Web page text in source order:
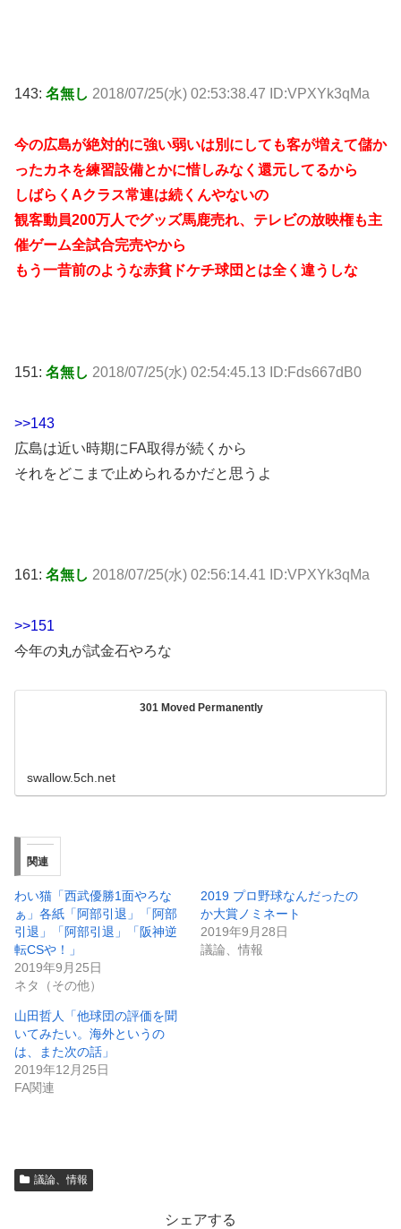
143: 名無し 2018/07/25(水) 02:53:38.47 ID:VPXYk3qMa
今の広島が絶対的に強い弱いは別にしても客が増えて儲か
ったカネを練習設備とかに惜しみなく還元してるから
しばらくAクラス常連は続くんやないの
観客動員200万人でグッズ馬鹿売れ、テレビの放映権も主
催ゲーム全試合完売やから
もう一昔前のような赤貧ドケチ球団とは全く違うしな
151: 名無し 2018/07/25(水) 02:54:45.13 ID:Fds667dB0
>>143
広島は近い時期にFA取得が続くから
それをどこまで止められるかだと思うよ
161: 名無し 2018/07/25(水) 02:56:14.41 ID:VPXYk3qMa
>>151
今年の丸が試金石やろな
301 Moved Permanently
swallow.5ch.net
関連
わい猫「西武優勝1面やろな
ぁ」各紙「阿部引退」「阿部
引退」「阿部引退」「阪神逆
転CSや！」
2019年9月25日
ネタ（その他）
2019 プロ野球なんだったの
か大賞ノミネート
2019年9月28日
議論、情報
山田哲人「他球団の評価を聞
いてみたい。海外というの
は、また次の話」
2019年12月25日
FA関連
議論、情報
シェアする